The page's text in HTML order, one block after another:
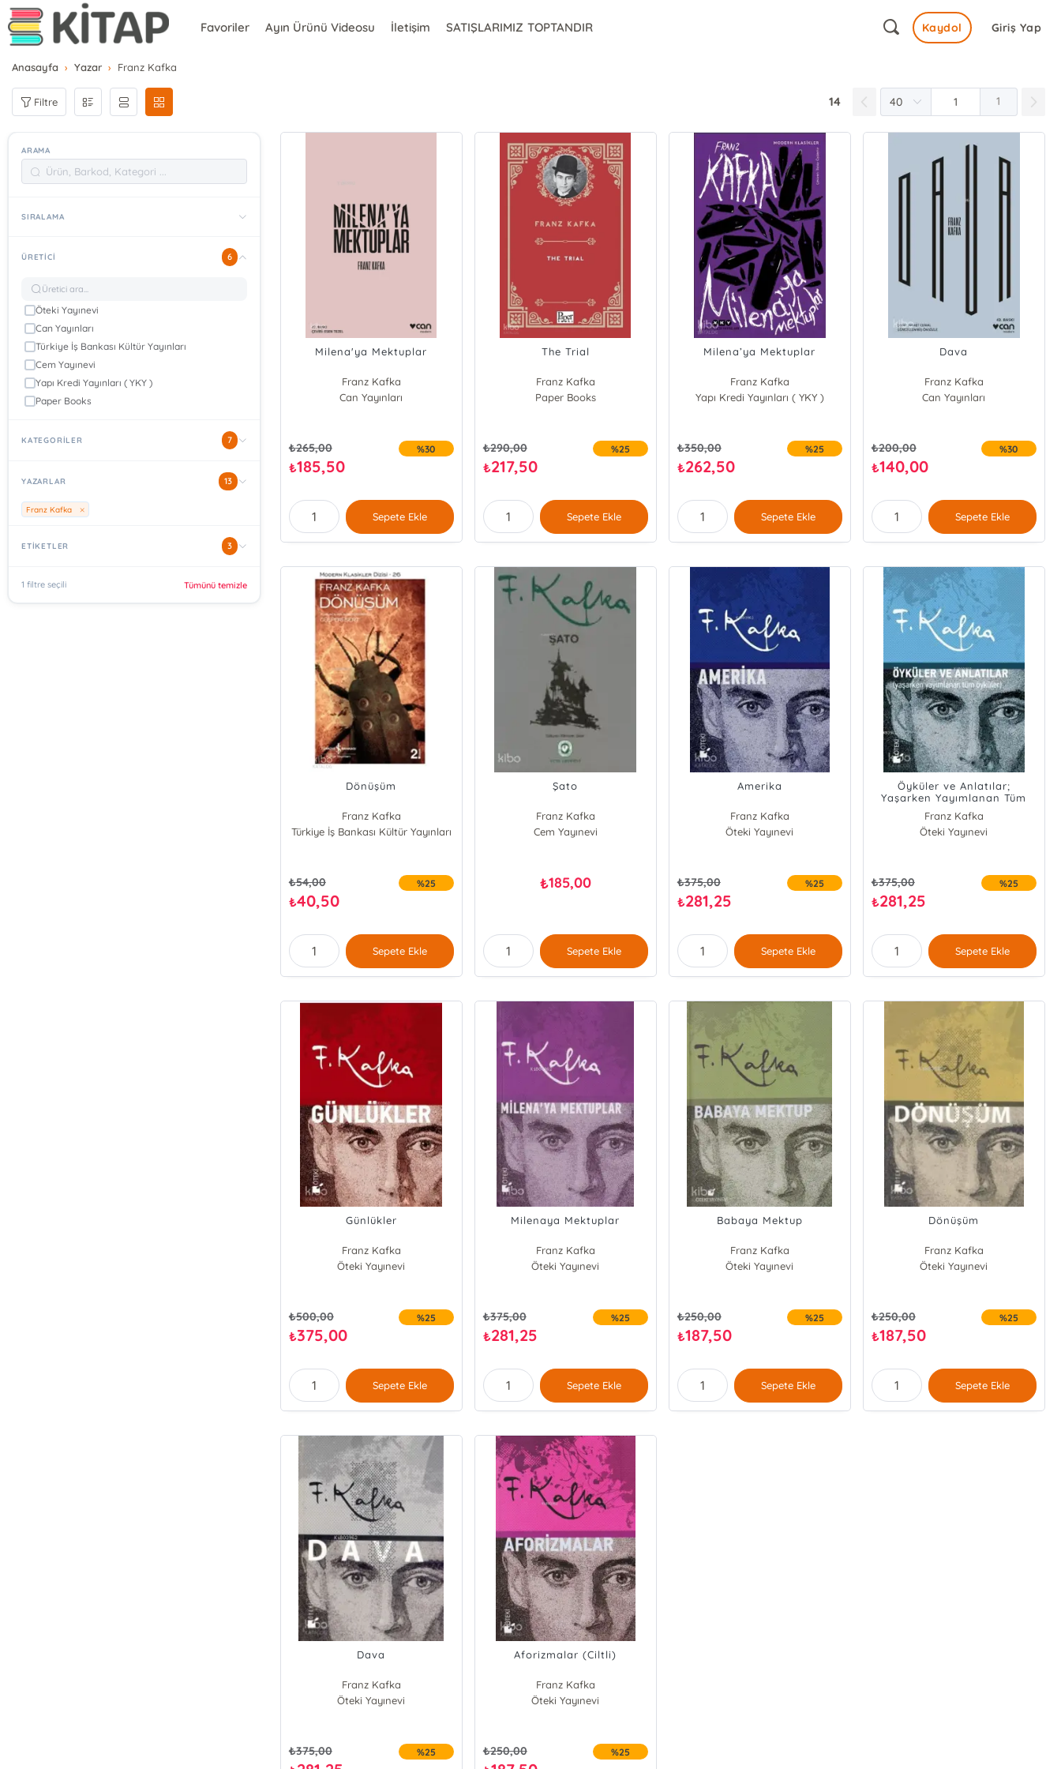
Favoriler Ayın Ürünü Videosu İletişim SATIŞLARIMIZ TOPTANDIR Giriş Yap
Kaydol
Anasayfa Yazar Franz Kafka
Filtre 14 1
ARAMA
SIRALAMA
ÜRETICI 6
Öteki Yayınevi
Can Yayınları
Türkiye İş Bankası Kültür Yayınları
Cem Yayınevi
Yapı Kredi Yayınları ( YKY )
Paper Books
KATEGORİLER 7
YAZARLAR 13
Franz Kafka
ETİKETLER 3
1 filtre seçili Tümünü temizle
Milena'ya Mektuplar
Franz Kafka
Can Yayınları
₺265,00
₺185,50
%30
Sepete Ekle
The Trial
Franz Kafka
Paper Books
₺290,00
₺217,50
%25
Sepete Ekle
Milena’ya Mektuplar
Franz Kafka
Yapı Kredi Yayınları ( YKY )
₺350,00
₺262,50
%25
Sepete Ekle
Dava
Franz Kafka
Can Yayınları
₺200,00
₺140,00
%30
Sepete Ekle
Dönüşüm
Franz Kafka
Türkiye İş Bankası Kültür Yayınları
₺54,00
₺40,50
%25
Sepete Ekle
Şato
Franz Kafka
Cem Yayınevi
₺185,00
Sepete Ekle
Amerika
Franz Kafka
Öteki Yayınevi
₺375,00
₺281,25
%25
Sepete Ekle
Öyküler ve Anlatılar;
Yaşarken Yayımlanan Tüm
Öyküler
Franz Kafka
Öteki Yayınevi
₺375,00
₺281,25
%25
Sepete Ekle
Günlükler
Franz Kafka
Öteki Yayınevi
₺500,00
₺375,00
%25
Sepete Ekle
Milenaya Mektuplar
Franz Kafka
Öteki Yayınevi
₺375,00
₺281,25
%25
Sepete Ekle
Babaya Mektup
Franz Kafka
Öteki Yayınevi
₺250,00
₺187,50
%25
Sepete Ekle
Dönüşüm
Franz Kafka
Öteki Yayınevi
₺250,00
₺187,50
%25
Sepete Ekle
Dava
Franz Kafka
Öteki Yayınevi
₺375,00 %25
Aforizmalar (Ciltli)
Franz Kafka
Öteki Yayınevi
₺250,00 %25